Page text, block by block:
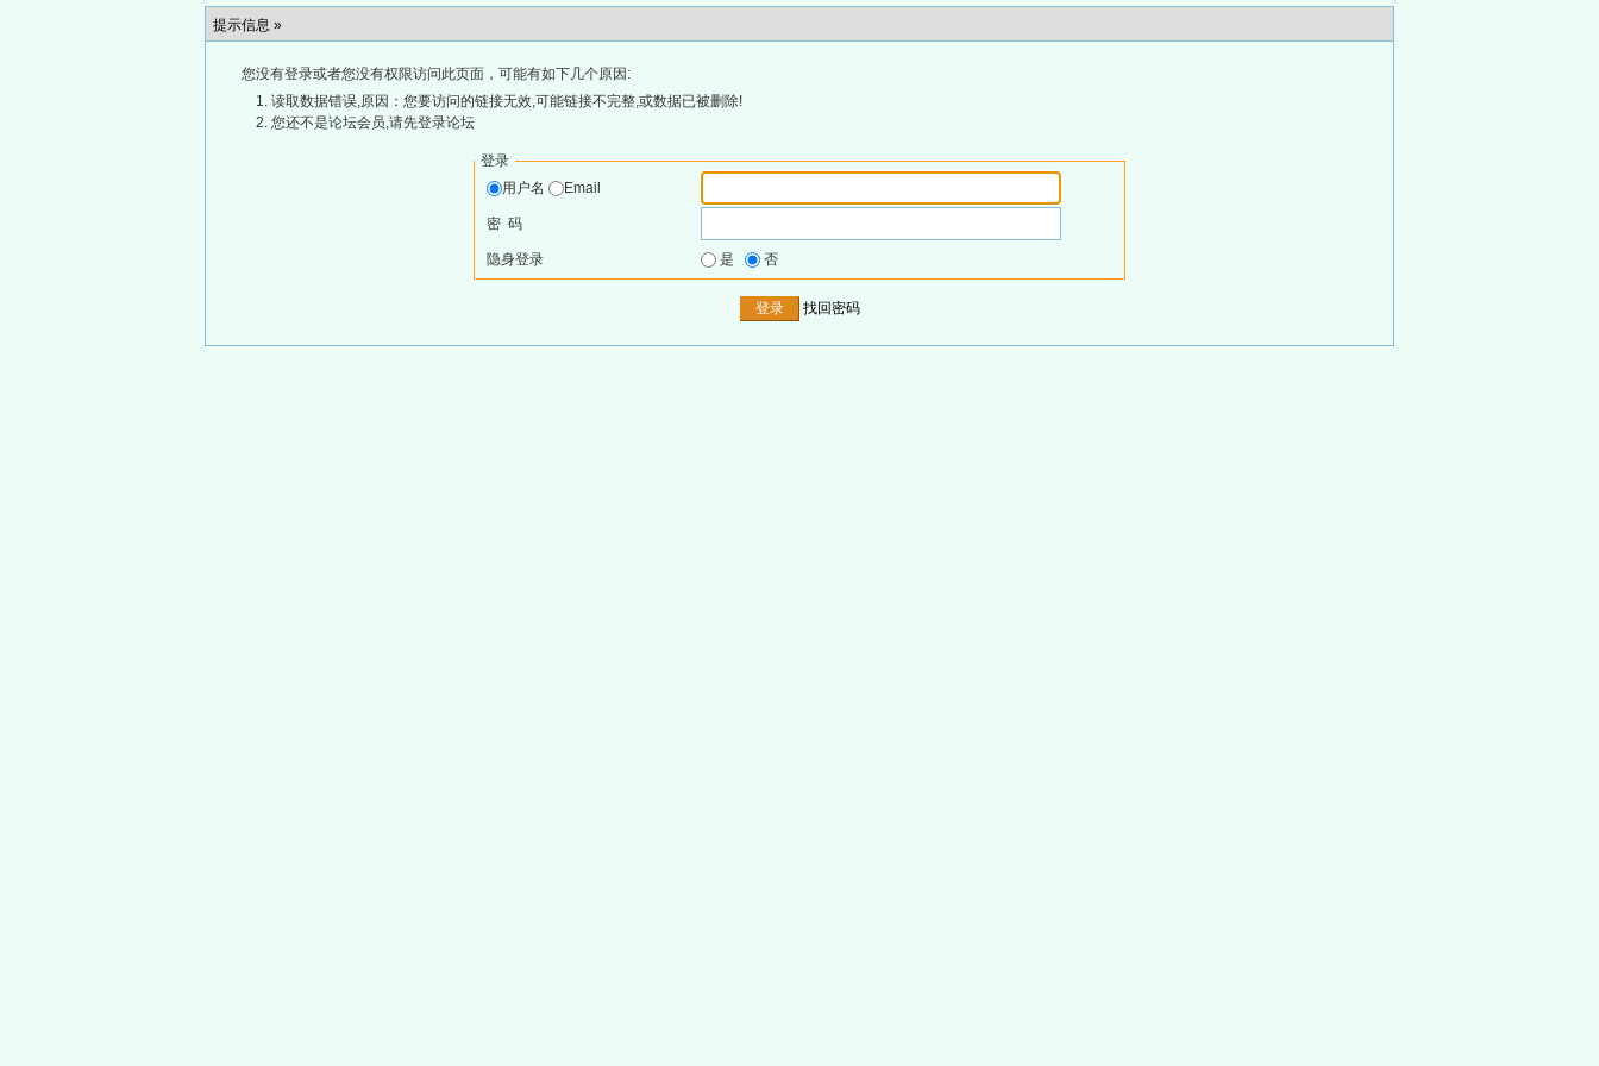
提示信息 »
您没有登录或者您没有权限访问此页面，可能有如下几个原因:
读取数据错误,原因：您要访问的链接无效,可能链接不完整,或数据已被删除!
您还不是论坛会员,请先登录论坛
登录
用户名
Email
密 码
隐身登录 是 否
找回密码